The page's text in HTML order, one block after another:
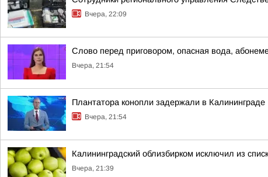
Вчера, 22:09
Слово перед приговором, опасная вода,
Вчера, 21:54
Плантатора конопли задержали в Калининграде
Вчера, 21:54
Калининградский облизбирком исключил из
Вчера, 21:39